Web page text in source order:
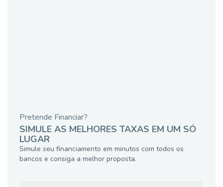
Pretende Financiar?
SIMULE AS MELHORES TAXAS EM UM SÓ
LUGAR
Simule seu financiamento em minutos com todos os
bancos e consiga a melhor proposta.